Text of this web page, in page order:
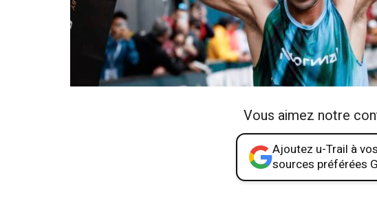
Vous aimez notre
Ajoutez u-Trail à vos
sources préférées